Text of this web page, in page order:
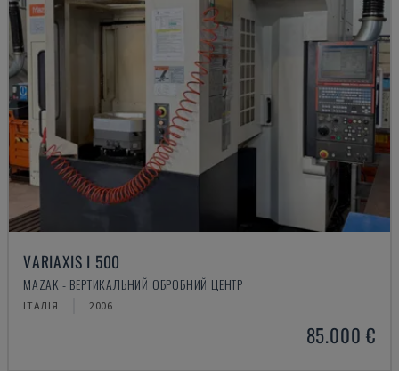
VARIAXIS I 500
MAZAK - ВЕРТИКАЛЬНИЙ ОБРОБНИЙ ЦЕНТР
ІТАЛІЯ 2006
85.000 €